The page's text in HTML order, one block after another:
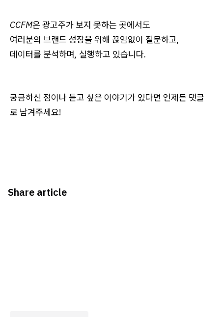
CCFM은 광고주가 보지 못하는 곳에서도
여러분의 브랜드 성장을 위해 끊임없이 질문하고,
데이터를 분석하며, 실행하고 있습니다.
궁금하신 점이나 듣고 싶은 이야기가 있다면 언제든 댓글
로 남겨주세요!
Share article